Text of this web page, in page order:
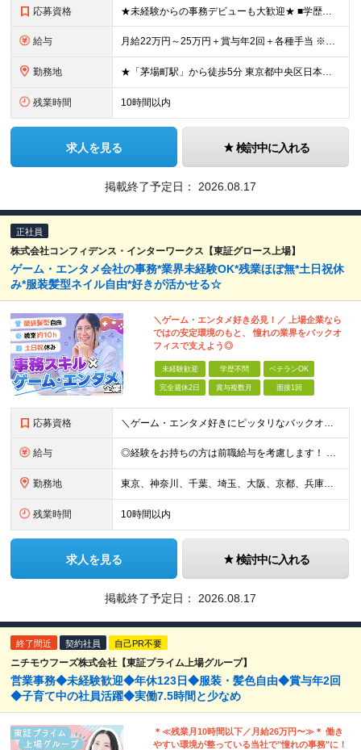
応募資格 ★未経験からの事務デビューも大歓迎★ ■学歴不問 ■基本的なパソコン操作（Excel等）・メール対応ができる方
給与 月給22万円～25万円＋賞与年2回＋各種手当 ※スキル・経験・能力を考慮して決定します。 ※残業代については面接時にご相談いたします ※試用期間3カ月あり（給与・待遇に変更はありません）
勤務地 ★「茅場町駅」から徒歩5分 東京都中央区日本橋茅場町2丁目1-13 ※(変更の範囲)上記を除く当社関連勤務地
残業時間 10時間以内
求人を見る 検討中に入れる
掲載終了予定日： 2026.08.17
正社員
株式会社コンフィデンス・インターワークス【東証グロース上場】
ゲーム・エンタメ会社の事務*業界未経験OK*残業ほぼ無*土日祝休
み*服装髪型ネイル自由*好きが活かせる☆
＼ゲーム・エンタメ好き必見！／ 上場企業なら
ではの安定環境のもと、 憧れの業界をバックオ
フィスで支えよう◎
未経験歓迎 学歴不問 ベテランOK
完全週休2日 賞与複数月 面接1回
応募資格 ＼ゲーム・エンタメ好きにピッタリなバックオフィス業務！／ ◎学歴・経験不問 ◎ゲーム、漫画、VTuber、配信、YouTubeなどが好きな方 ◎事務経験をお持ちの方は歓迎！ Ｌ一般事務をはじめ人事、営
給与 ◎経験をお持ちの方は前職給与を考慮します！ 月給21万円～40万円＋残業代＋賞与 ＜評価は『総合評価』を採用＞ 当社では一人ひとりのスキルや貢献度に見合った『総合評価』を行っています。 担当者と定
勤務地 東京、神奈川、千葉、埼玉、大阪、京都、兵庫、福岡を中心とした各クライアント先 または本社・各支店（大阪・福岡） ※ご希望を考慮して配属先を決定。転勤はありません。 ※就業先は人気エリアに集中しており
残業時間 10時間以内
求人を見る 検討中に入れる
掲載終了予定日： 2026.08.17
終了間近 契約社員 自己PR不要
ニチモウフーズ株式会社【東証プライム上場グループ】
営業事務◆未経験歓迎◆年休123日◆服装・髪色自由◆賞与年2回
◆子育て中の社員活躍◆実働7.5時間と少なめ
＊≪残業月10時間以下／月給26万円〜≫＊ 働き
やすい環境が整っている当社で"憧れの事務"に！